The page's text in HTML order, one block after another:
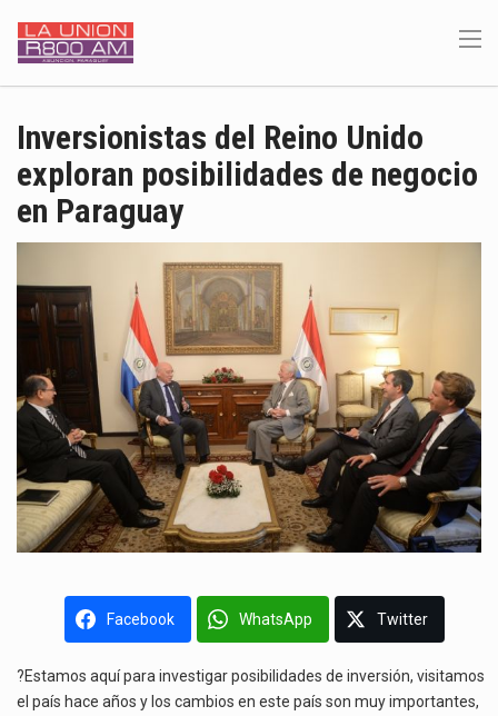
Inversionistas del Reino Unido
exploran posibilidades de negocio
en Paraguay
Facebook WhatsApp Twitter
?Estamos aquí para investigar posibilidades de inversión, visitamos
el país hace años y los cambios en este país son muy importantes,